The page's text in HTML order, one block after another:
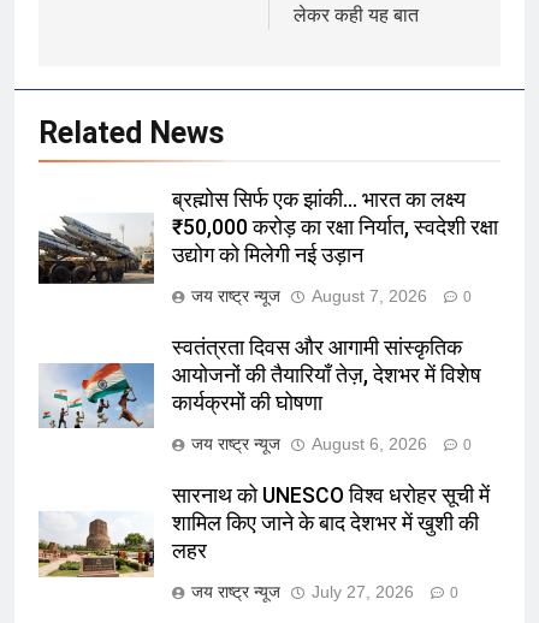
लेकर कही यह बात
Related News
ब्रह्मोस सिर्फ एक झांकी… भारत का लक्ष्य
₹50,000 करोड़ का रक्षा निर्यात, स्वदेशी रक्षा
उद्योग को मिलेगी नई उड़ान
जय राष्ट्र न्यूज August 7, 2026 0
स्वतंत्रता दिवस और आगामी सांस्कृतिक
आयोजनों की तैयारियाँ तेज़, देशभर में विशेष
कार्यक्रमों की घोषणा
जय राष्ट्र न्यूज August 6, 2026 0
सारनाथ को UNESCO विश्व धरोहर सूची में
शामिल किए जाने के बाद देशभर में खुशी की
लहर
जय राष्ट्र न्यूज July 27, 2026 0